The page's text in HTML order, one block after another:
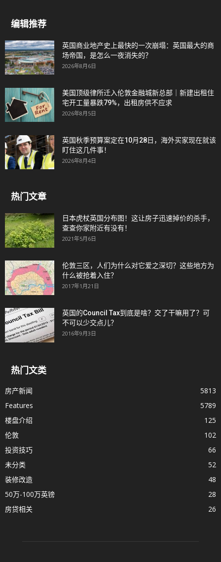
编辑推荐
英国商业地产史上最快的一次崩塌：英国最大的商
场帝国，是怎么一夜消失的？
2026年8月6日
美国顶级律所迁入伦敦金融城新总部｜新建出租住
宅开工量暴跌79%，出租房供不应求
2026年8月5日
英国秋季预算案定在10月28日，海外买家现在就该
盯住这几件事！
2026年8月4日
热门文章
日本虎杖英国分布图！这让房子迅速掉价的杀手，
查查你家附近有没有！
2021年5月6日
伦敦三区，人们为什么对它爱之深切？这些地方为
什么被抢着入住？
2017年1月21日
英国的Council Tax到底是啥？交了干嘛用了？可
不可以少交点儿？
2016年9月3日
热门文类
房产新闻
5813
Features
5789
楼盘介绍
125
伦敦
102
投资技巧
66
未分类
52
装修改造
48
50万-100万英镑
28
房贷相关
26